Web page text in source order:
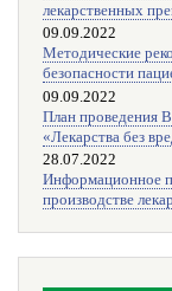
лекарственных
09.09.2022
Методические
безопасности
09.09.2022
План проведения
«Лекарства без
28.07.2022
Информационное
производстве